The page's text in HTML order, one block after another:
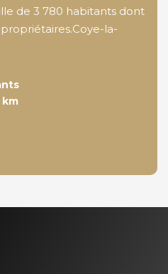
de 3 780 habitants dont
la-
km